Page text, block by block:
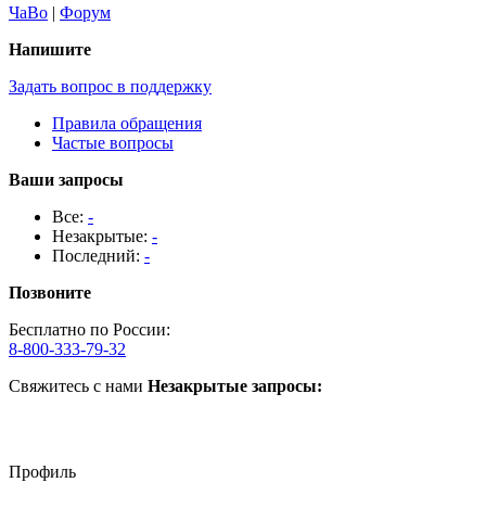
ЧаВо | Форум
Напишите
Задать вопрос в поддержку
Правила обращения
Частые вопросы
Ваши запросы
Все: -
Незакрытые: -
Последний: -
Позвоните
Бесплатно по России:
8-800-333-79-32
Свяжитесь с нами Незакрытые запросы:
Профиль